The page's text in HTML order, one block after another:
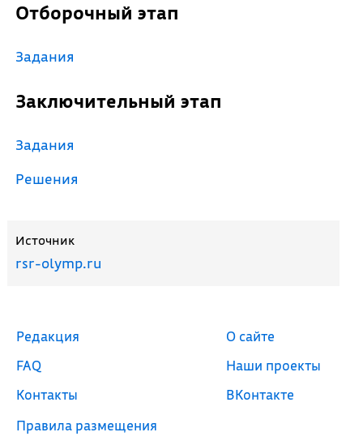
Отборочный этап
Задания
Заключительный этап
Задания
Решения
Источник
rsr-olymp.ru
Редакция
FAQ
Контакты
Правила размещения
О сайте
Наши проекты
ВКонтакте